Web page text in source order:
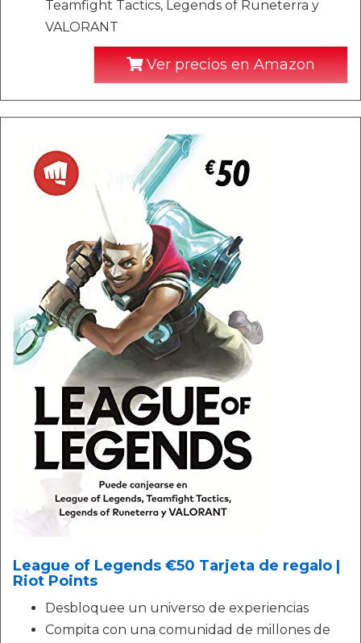
Teamfight Tactics, Legends of Runeterra y
VALORANT
Ver precios en Amazon
League of Legends €50 Tarjeta de regalo |
Riot Points
Desbloquee un universo de experiencias
Compita con una comunidad de millones de